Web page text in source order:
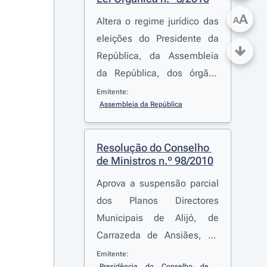
Altera o regime jurídico das
eleições do Presidente da
República, da Assembleia
da República, dos órgãos
das autarquias locais, do
Parlamento Europeu e dos
referendos nacional e local,
designadamente alargando
e uniformizando o regime do
exercício do voto antecipado
Emitente:
Assembleia da República
Resolução do Conselho
de Ministros n.º 98/2010
Aprova a suspensão parcial
dos Planos Directores
Municipais de Alijó, de
Carrazeda de Ansiães, de
Murça, de Mirandela e de
Emitente:
AA